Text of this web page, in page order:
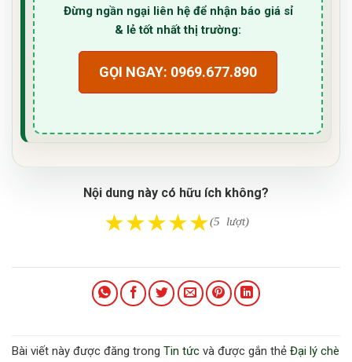
Đừng ngần ngại liên hệ để nhận báo giá sỉ
& lẻ tốt nhất thị trường:
GỌI NGAY: 0969.677.890
Nội dung này có hữu ích không?
★★★★★(5 lượt)
Bài viết này được đăng trong Tin tức và được gắn thẻ Đại lý chè